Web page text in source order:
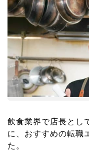
飲食業界で店長とし
に、おすすめの転職
た。